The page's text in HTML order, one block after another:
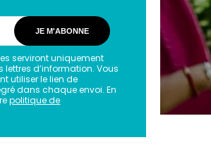
JE M'ABONNE
serviront uniquement
lettres d’information. Vous
utiliser le lien de
dans chaque envoi. En
politique de